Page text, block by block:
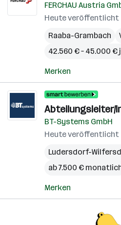
FERCHAU Austria
Heute veröffentlicht
Raaba-Grambach
42.560 € – 45.000 €
Merken
Abteilungsleiter/
BT-Systems GmbH
Heute veröffentlicht
Ludersdorf-
ab 7.500 €
Merken